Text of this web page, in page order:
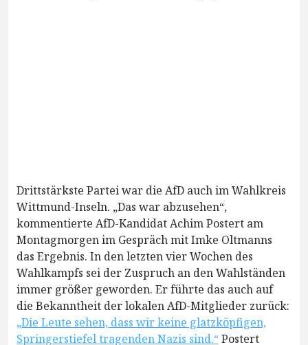
Drittstärkste Partei war die AfD auch im Wahlkreis
Wittmund-Inseln. „Das war abzusehen“,
kommentierte AfD-Kandidat Achim Postert am
Montagmorgen im Gespräch mit Imke Oltmanns
das Ergebnis. In den letzten vier Wochen des
Wahlkampfs sei der Zuspruch an den Wahlständen
immer größer geworden. Er führte das auch auf
die Bekanntheit der lokalen AfD-Mitglieder zurück:
„Die Leute sehen, dass wir keine glatzköpfigen,
Springerstiefel tragenden Nazis sind.“Postert